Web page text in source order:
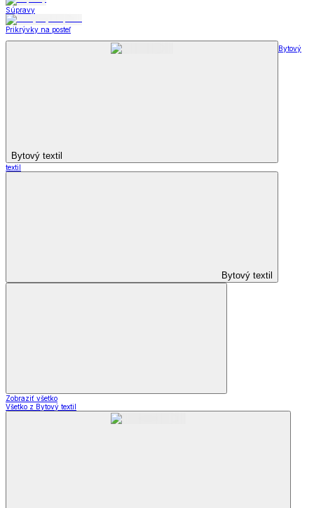
Súpravy
Prikrývky na posteľ
Bytový textil
Bytový
textil
Bytový textil
Zobraziť všetko
Všetko z Bytový textil